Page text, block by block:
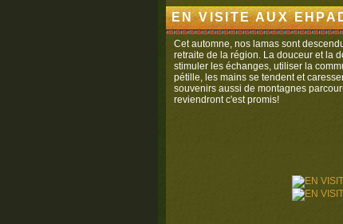
EN VISITE AUX
Cet automne, nos lamas sont
retraite de la région. La douceur et la
stimuler les échanges, utiliser la
pétille, les mains se tendent et
souvenirs aussi de montagnes
reviendront c'est promis!